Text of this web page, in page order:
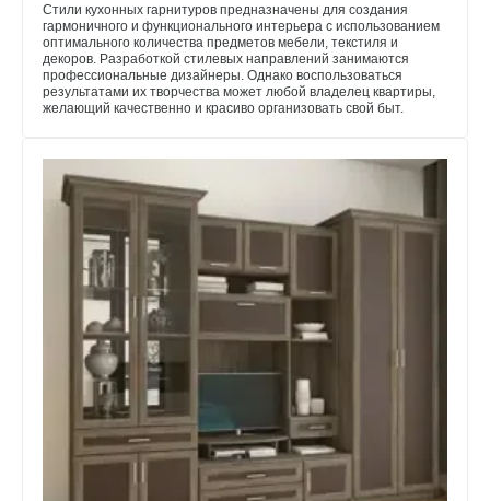
Стили кухонных гарнитуров предназначены для создания
гармоничного и функционального интерьера с использованием
оптимального количества предметов мебели, текстиля и
декоров. Разработкой стилевых направлений занимаются
профессиональные дизайнеры. Однако воспользоваться
результатами их творчества может любой владелец квартиры,
желающий качественно и красиво организовать свой быт.